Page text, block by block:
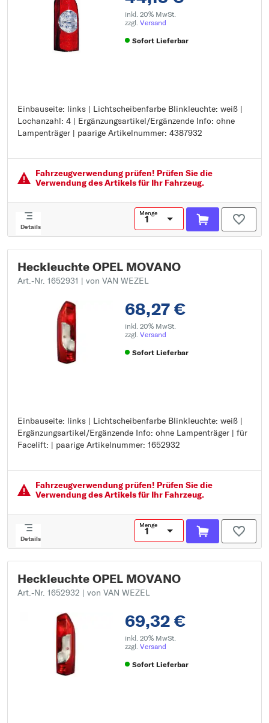
inkl. 20% MwSt.
zzgl. Versand
Sofort Lieferbar
Einbauseite: links | Lichtscheibenfarbe Blinkleuchte: weiß |
Lochanzahl: 4 | Ergänzungsartikel/Ergänzende Info: ohne
Lampenträger | paarige Artikelnummer: 4387932
Einbauseite: links
Lichtscheibenfarbe Blinkleuchte: weiß
Lochanzahl: 4
paarige Artikelnummer: 4387932
Fahrzeugver­wendung prüfen! Prüfen Sie die
Verwendung des Artikels für Ihr Fahrzeug.
Details
Menge
Heckleuchte OPEL MOVANO
Art.-Nr. 1652931 | von VAN WEZEL
68,27 €
inkl. 20% MwSt.
zzgl. Versand
Sofort Lieferbar
Einbauseite: links | Lichtscheibenfarbe Blinkleuchte: weiß |
Ergänzungsartikel/Ergänzende Info: ohne Lampenträger | für
Facelift: | paarige Artikelnummer: 1652932
Einbauseite: links
Lichtscheibenfarbe Blinkleuchte: weiß
Ergänzungsartikel/Ergänzende Info: ohne Lampenträger
paarige Artikelnummer: 1652932
Fahrzeugver­wendung prüfen! Prüfen Sie die
Verwendung des Artikels für Ihr Fahrzeug.
Details
Menge
Heckleuchte OPEL MOVANO
Art.-Nr. 1652932 | von VAN WEZEL
69,32 €
inkl. 20% MwSt.
zzgl. Versand
Sofort Lieferbar